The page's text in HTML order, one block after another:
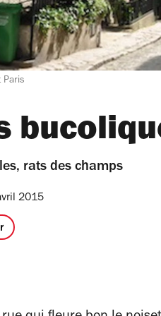
Paris
rats des champs
2015